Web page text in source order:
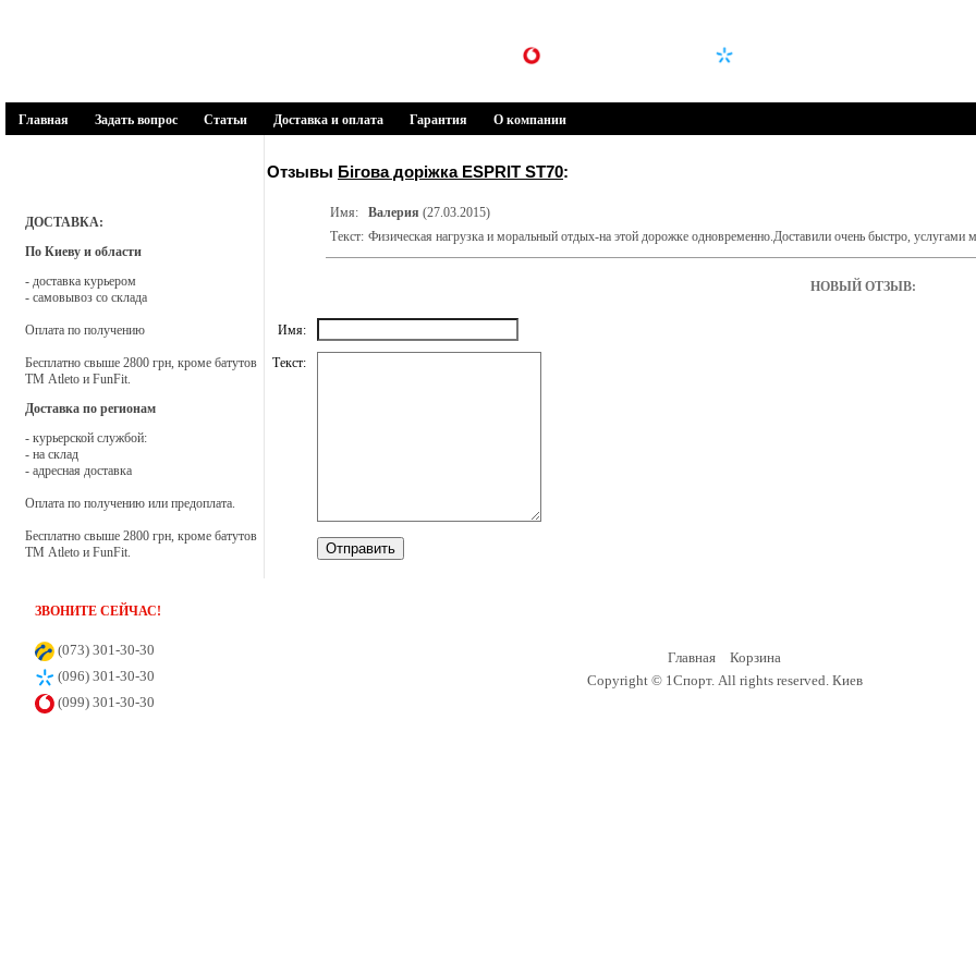
Главная Задать вопрос Статьи Доставка и оплата Гарантия О компании
Біговели
Дитячі майданчики
Мягкие модули
Настільний футбол
Санки
Скеледроми
ДОСТАВКА:
По Киеву и области
- доставка курьером
- самовывоз со склада
Оплата по получению
Бесплатно свыше 2800 грн, кроме батутов
ТМ Atleto и FunFit.
Доставка по регионам
- курьерской службой:
- на склад
- адресная доставка
Оплата по получению или предоплата.
Бесплатно свыше 2800 грн, кроме батутов
ТМ Atleto и FunFit.
Отзывы Бігова доріжка ESPRIT ST70:
Имя: Валерия (27.03.2015)
Текст: Физическая нагрузка и моральный отдых-на этой дорожке одновременно.Доставили очень быстро, услугами
НОВЫЙ ОТЗЫВ:
Имя:
Текст:
Отправить
ЗВОНИТЕ СЕЙЧАС!
(073) 301-30-30
(096) 301-30-30
(099) 301-30-30
Главная
Корзина
Copyright © 1Спорт. All rights reserved. Киев